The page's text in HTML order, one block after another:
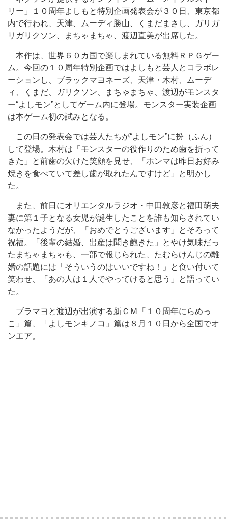
リー」１０周年よしもと特別企画発表会が３０日、東京都
内で行われ、天津、ムーディ勝山、くまだまさし、ガリガ
リガリクソン、まちゃまちゃ、渡辺直美が出席した。
本作は、世界６０カ国で楽しまれている無料ＲＰＧゲー
ム。今回の１０周年特別企画ではよしもと芸人とコラボレ
ーションし、ブラックマヨネーズ、天津・木村、ムーデ
ィ、くまだ、ガリクソン、まちゃまちゃ、渡辺がモンスタ
ー“よしモン”としてゲーム内に登場。モンスター実装企画
は本ゲーム初の試みとなる。
この日の発表会では芸人たちが“よしモン”に扮（ふん）
して登場。木村は「モンスターの役作りのため歯を折って
きた」と前歯の欠けた笑顔を見せ、「ホンマは昨日お好み
焼きを食べていて差し歯が取れたんですけど」と明かし
た。
また、前日にオリエンタルラジオ・中田敦彦と福田萌夫
妻に第１子となる女児が誕生したことを誰も知らされてい
なかったようだが、「おめでとうございます」とそろって
祝福。「後輩の結婚、出産は聞き飽きた」とやけ気味だっ
たまちゃまちゃも、一部で報じられた、たむらけんじの離
婚の話題には「そういうのはいいですね！」と食い付いて
笑わせ、「あの人は１人でやってけると思う」と語ってい
た。
ブラマヨと渡辺が出演する新ＣＭ「１０周年にらめっ
こ」篇、「よしモンキノコ」篇は８月１０日から全国でオ
ンエア。